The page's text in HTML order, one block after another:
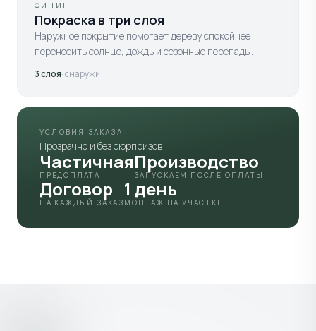
ФИНИШ
Покраска в три слоя
Наружное покрытие помогает дереву спокойнее
переносить солнце, дождь и сезонные перепады.
3 слоя· снаружи
УСЛОВИЯ ЗАКАЗА
Прозрачно и без сюрпризов
Частичная
ПРЕДОПЛАТА
Производство
ЗАПУСКАЕМ ПОСЛЕ ОПЛАТЫ
Договор
НА КАЖДЫЙ ЗАКАЗ
1 день
МОНТАЖ НА УЧАСТКЕ